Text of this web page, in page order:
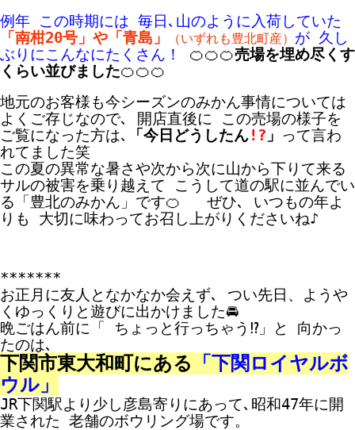
例年 この時期には 毎日､山のように入荷していた
「南柑20号」や「青島」
（いずれも豊北町産） が 久し
ぶりにこんなにたくさん！
🍊🍊🍊売場を埋め尽くす
くらい並びました🍊🍊🍊
地元のお客様も今シーズンのみかん事情については
よくご存じなので､ 開店直後に この売場の様子を
ご覧になった方は､
「今日どうしたん!? 」
って言わ
れてました笑
この夏の異常な暑さや次から次に山から下りて来る
サルの被害を乗り越えて こうして道の駅に並んでい
る「豊北のみかん」です🍊 ぜひ､ いつもの年よ
りも 大切に味わってお召し上がりくださいね♪
*******
お正月に友人となかなか会えず､ つい先日、ようや
くゆっくりと遊びに出かけました🚘
晩ごはん前に「 ちょっと行っちゃう⁉」と 向かっ
たのは､
下関市東大和町にある
「下関ロイヤルボ
ウル」
JR下関駅より少し彦島寄りにあって､昭和47年に開
業された 老舗のボウリング場です。